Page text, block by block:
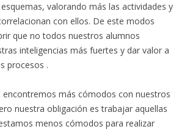
valorando más las actividades y
con ellos. De este modos
que no todos nuestros alumnos
inteligencias más fuertes y dar valor a
procesos .
encontremos más cómodos con nuestros
nuestra obligación es trabajar aquellas
menos cómodos para realizar